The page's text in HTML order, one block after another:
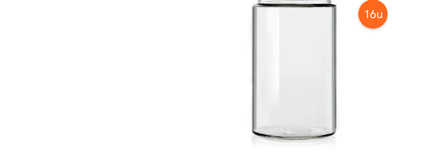
16u